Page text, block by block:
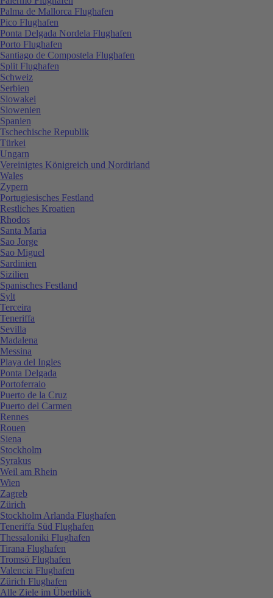
Palma de Mallorca Flughafen
Pico Flughafen
Ponta Delgada Nordela Flughafen
Porto Flughafen
Santiago de Compostela Flughafen
Split Flughafen
Schweiz
Serbien
Slowakei
Slowenien
Spanien
Tschechische Republik
Türkei
Ungarn
Vereinigtes Königreich und Nordirland
Wales
Zypern
Portugiesisches Festland
Restliches Kroatien
Rhodos
Santa Maria
Sao Jorge
Sao Miguel
Sardinien
Sizilien
Spanisches Festland
Sylt
Terceira
Teneriffa
Sevilla
Madalena
Messina
Playa del Ingles
Ponta Delgada
Portoferraio
Puerto de la Cruz
Puerto del Carmen
Rennes
Rouen
Siena
Stockholm
Syrakus
Weil am Rhein
Wien
Zagreb
Zürich
Stockholm Arlanda Flughafen
Teneriffa Süd Flughafen
Thessaloniki Flughafen
Tirana Flughafen
Tromsö Flughafen
Valencia Flughafen
Zürich Flughafen
Alle Ziele im Überblick